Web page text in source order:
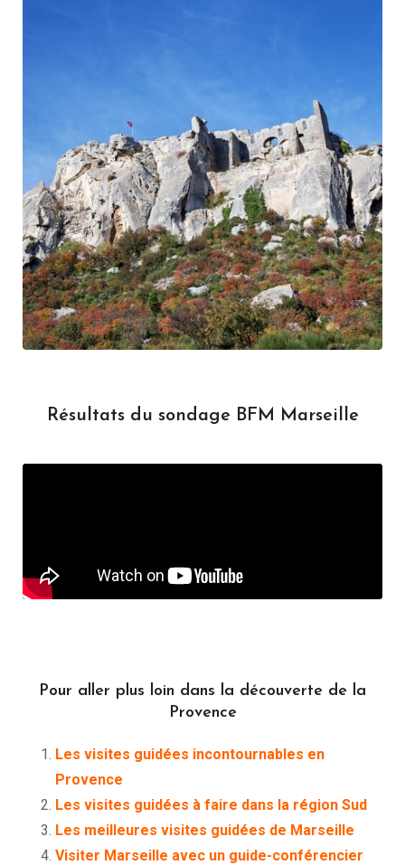
Résultats du sondage BFM Marseille
Pour aller plus loin dans la découverte de la
Provence
Les visites guidées incontournables en
Provence
Les visites guidées à faire dans la région Sud
Les meilleures visites guidées de Marseille
Visiter Marseille avec un guide-conférencier